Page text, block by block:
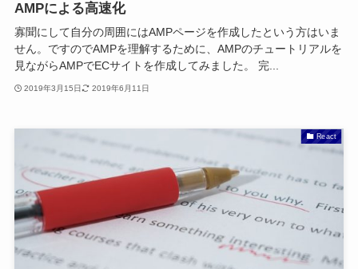
AMPによる高速化
寡聞にして自分の周囲にはAMPページを作成したという方はいま
せん。ですのでAMPを理解するために、AMPのチュートリアルを
見ながらAMPでECサイトを作成してみました。 完...
2019年3月15日 2019年6月11日
React